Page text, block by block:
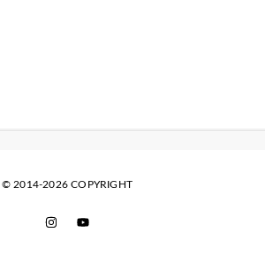
© 2014-2026 COPYRIGHT